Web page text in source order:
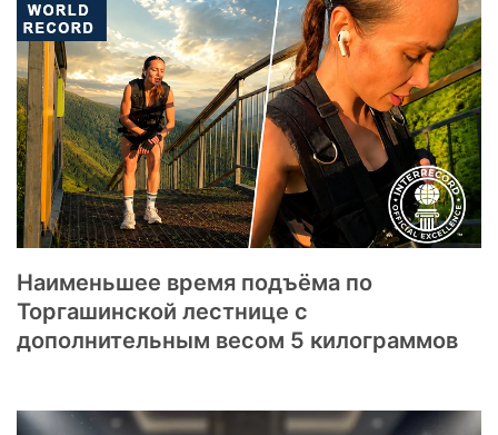
Наименьшее время подъёма по
Торгашинской лестнице с
дополнительным весом 5 килограммов